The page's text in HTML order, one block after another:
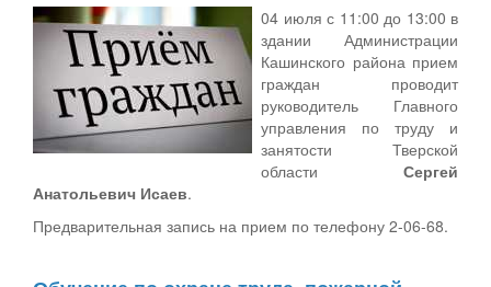
04 июля с 11:00 до 13:00 в
здании Администрации
Кашинского района прием
граждан проводит
руководитель Главного
управления по труду и
занятости Тверской
области Сергей
Анатольевич Исаев.
Предварительная запись на прием по телефону 2-06-68.